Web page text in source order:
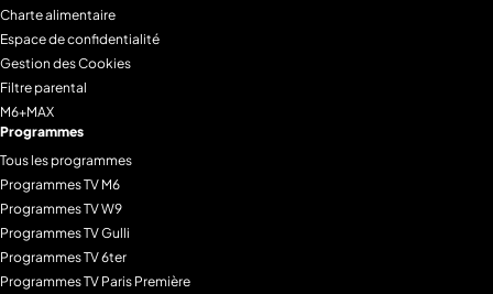
Charte alimentaire
Espace de confidentialité
Gestion des Cookies
Filtre parental
M6+MAX
Programmes
Tous les programmes
Programmes TV M6
Programmes TV W9
Programmes TV Gulli
Programmes TV 6ter
Programmes TV Paris Première